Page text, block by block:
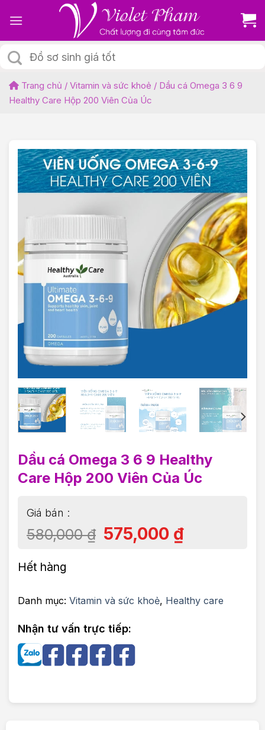
Tìm
kiếm:
Trang chủ / Vitamin và sức khoẻ / Dầu cá Omega 3 6 9
Healthy Care Hộp 200 Viên Của Úc
Dầu cá Omega 3 6 9 Healthy
Care Hộp 200 Viên Của Úc
580,000₫ 575,000 ₫
Hết hàng
Danh mục: Vitamin và sức khoẻ, Healthy care
Nhận tư vấn trực tiếp: